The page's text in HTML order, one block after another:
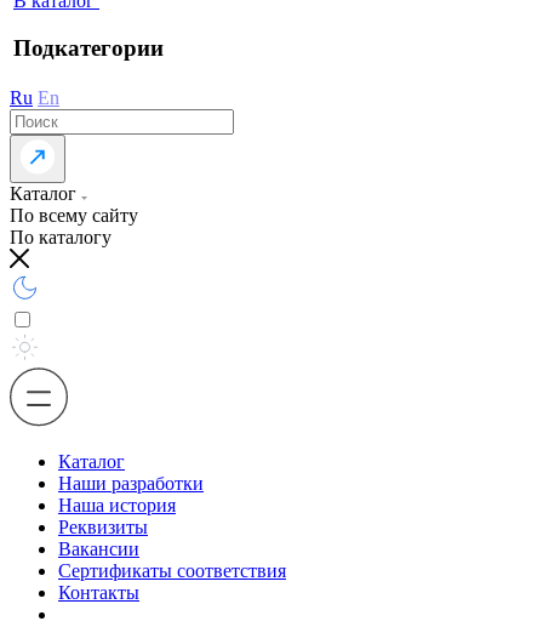
Подкатегории
Ru En
Каталог
По всему сайту
По каталогу
Каталог
Наши разработки
Наша история
Реквизиты
Вакансии
Сертификаты соответствия
Контакты